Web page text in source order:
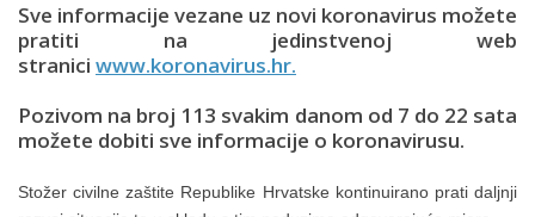
Sve informacije vezane uz novi koronavirus možete
pratiti na jedinstvenoj web
stranici www.koronavirus.hr.
Pozivom na broj 113 svakim danom od 7 do 22 sata
možete dobiti sve informacije o koronavirusu.
Stožer civilne zaštite Republike Hrvatske kontinuirano prati daljnji